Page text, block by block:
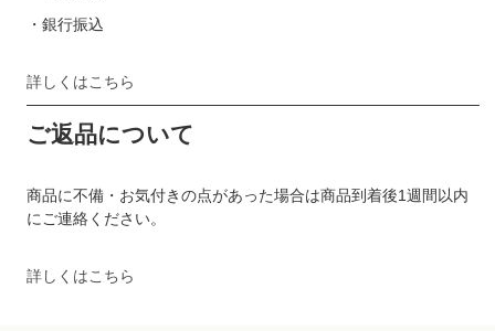
・銀行振込
詳しくはこちら
ご返品について
商品に不備・お気付きの点があった場合は商品到着後1週間以内
にご連絡ください。
詳しくはこちら